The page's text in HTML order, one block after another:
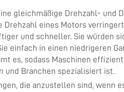
gleichmäßige Drehzahl-
Drehzahl eines Motors
und schneller. Sie würden
einfach in einen niedrigeren
es, sodass Maschinen
und Branchen spezialisiert ist.
die anzustellen sind,